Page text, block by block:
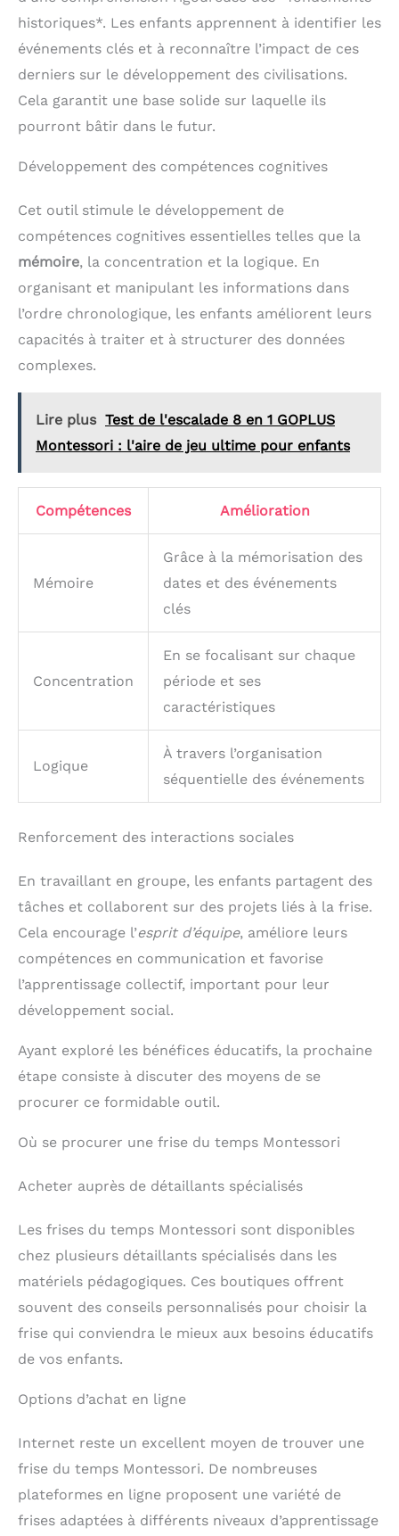
historiques*. Les enfants apprennent à identifier les
événements clés et à reconnaître l’impact de ces
derniers sur le développement des civilisations.
Cela garantit une base solide sur laquelle ils
pourront bâtir dans le futur.
Développement des compétences cognitives
Cet outil stimule le développement de
compétences cognitives essentielles telles que la
mémoire, la concentration et la logique. En
organisant et manipulant les informations dans
l’ordre chronologique, les enfants améliorent leurs
capacités à traiter et à structurer des données
complexes.
Lire plus Test de l'escalade 8 en 1 GOPLUS
Montessori : l'aire de jeu ultime pour enfants
Compétences Amélioration
Mémoire
Grâce à la mémorisation des
dates et des événements
clés
Concentration
En se focalisant sur chaque
période et ses
caractéristiques
Logique
À travers l’organisation
séquentielle des événements
Renforcement des interactions sociales
En travaillant en groupe, les enfants partagent des
tâches et collaborent sur des projets liés à la frise.
Cela encourage l’esprit d’équipe, améliore leurs
compétences en communication et favorise
l’apprentissage collectif, important pour leur
développement social.
Ayant exploré les bénéfices éducatifs, la prochaine
étape consiste à discuter des moyens de se
procurer ce formidable outil.
Où se procurer une frise du temps Montessori
Acheter auprès de détaillants spécialisés
Les frises du temps Montessori sont disponibles
chez plusieurs détaillants spécialisés dans les
matériels pédagogiques. Ces boutiques offrent
souvent des conseils personnalisés pour choisir la
frise qui conviendra le mieux aux besoins éducatifs
de vos enfants.
Options d’achat en ligne
Internet reste un excellent moyen de trouver une
frise du temps Montessori. De nombreuses
plateformes en ligne proposent une variété de
frises adaptées à différents niveaux d’apprentissage